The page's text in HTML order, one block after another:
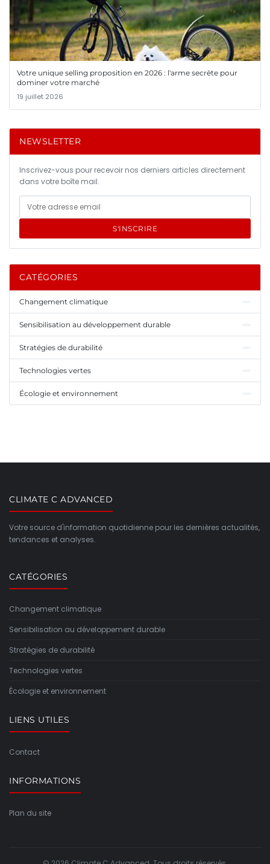
Votre unique selling proposition en 2026 : l'arme secrète pour
dominer votre marché
19 juillet 2026
NEWSLETTER
Inscrivez-vous pour recevoir nos derniers articles directement
dans votre boîte mail.
S'INSCRIRE
CATÉGORIES
Changement climatique
Sensibilisation au développement durable
Stratégies de durabilité
Technologies vertes
Écologie et environnement
CLIMATE C ADVANCED
Votre source d'information quotidienne pour les dernières actualités,
tendances et analyses.
CATÉGORIES
Changement climatique
Sensibilisation au développement durable
Stratégies de durabilité
Technologies vertes
Écologie et environnement
LIENS UTILES
Contact
INFORMATIONS
Plan du site